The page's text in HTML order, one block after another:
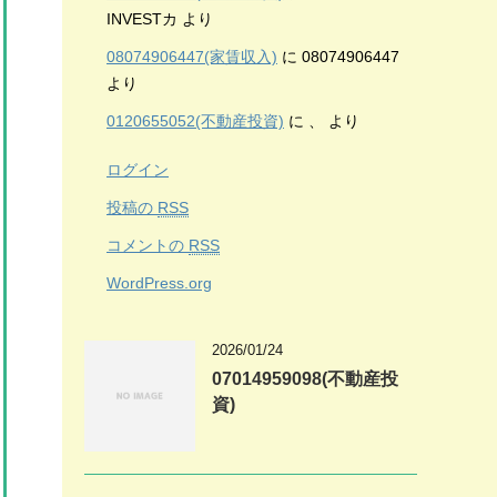
INVESTカ より
08074906447(家賃収入) に 08074906447
より
0120655052(不動産投資) に 、 より
ログイン
投稿の RSS
コメントの RSS
WordPress.org
2026/01/24
07014959098(不動産投
資)